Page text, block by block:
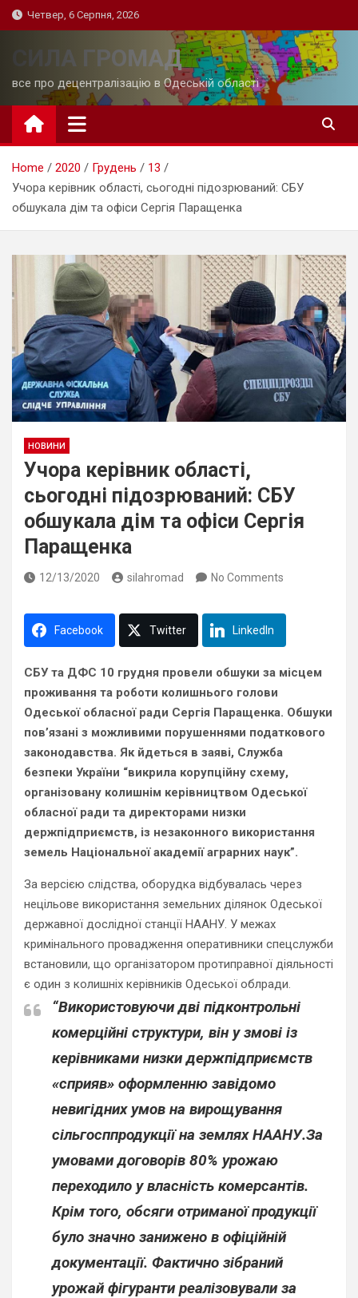
Skip
to
Четвер, 6 Серпня, 2026
СИЛА ГРОМАД
все про децентралізацію в Одеській області
Home 2020 Грудень
13
Учора керівник області, сьогодні підозрюваний: СБУ
обшукала дім та офіси Сергія Паращенка
НОВИНИ
Учора керівник області,
сьогодні підозрюваний: СБУ
обшукала дім та офіси Сергія
Паращенка
12/13/2020 silahromad No Comments
Facebook Twitter LinkedIn
СБУ та ДФС 10 грудня провели обшуки за місцем
проживання та роботи колишнього голови
Одеської обласної ради Сергія Паращенка. Обшуки
пов’язані з можливими порушеннями податкового
законодавства. Як йдеться в заяві, Служба
безпеки України “викрила корупційну схему,
організовану колишнім керівництвом Одеської
обласної ради та директорами низки
держпідприємств, із незаконного використання
земель Національної академії аграрних наук”.
За версією слідства, оборудка відбувалась через
нецільове використання земельних ділянок Одеської
державної дослідної станції НААНУ. У межах
кримінального провадження оперативники спецслужби
встановили, що організатором протиправної діяльності
є один з колишніх керівників Одеської облради.
“Використовуючи дві підконтрольні
комерційні структури, він у змові із
керівниками низки держпідприємств
«сприяв» оформленню завідомо
невигідних умов на вирощування
сільгосппродукції на землях НААНУ.За
умовами договорів 80% урожаю
переходило у власність комерсантів.
Крім того, обсяги отриманої продукції
було значно занижено в офіційній
документації. Фактично зібраний
урожай фігуранти реалізовували за